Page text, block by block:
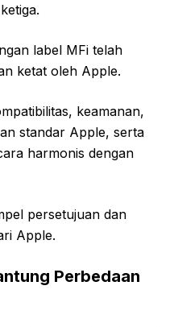
label MFi telah
ketat oleh Apple.
keamanan,
standar Apple, serta
harmonis dengan
persetujuan dan
Apple.
Perbedaan